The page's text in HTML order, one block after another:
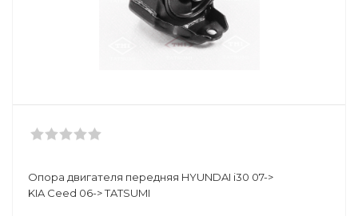
Опора двигателя передняя HYUNDAI i30 07->
KIA Ceed 06-> TATSUMI